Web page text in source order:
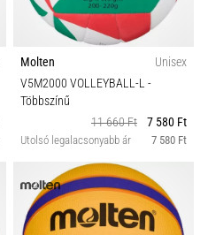
Molten
Unisex
V5M2000 VOLLEYBALL-L -
Többszínű
11 660 Ft
7 580 Ft
Utolsó legalacsonyabb ár 7 580 Ft